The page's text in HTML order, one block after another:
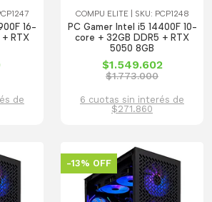
16-
RTX
de
COMPU ELITE | SKU: PCP1248
PC Gamer Intel i5 14400F 10-
core + 32GB DDR5 + RTX
5050 8GB
$1.549.602
$1.773.000
6 cuotas sin interés de
$271.860
-13% OFF